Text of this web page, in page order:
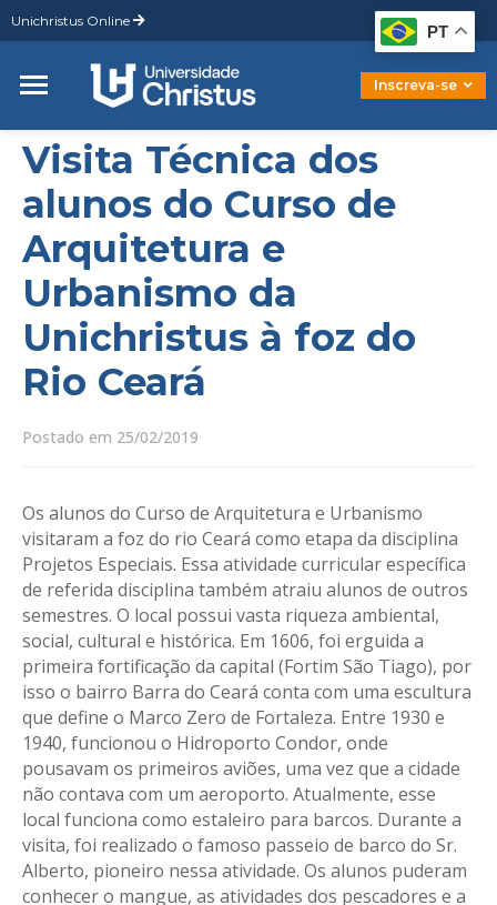
Unichristus Online
Inscreva-se
Graduação
Pós-Graduação
Mestrado
Doutorado
Visita Técnica dos
alunos do Curso de
Arquitetura e
Urbanismo da
Unichristus à foz do
Rio Ceará
Postado em 25/02/2019
Os alunos do Curso de Arquitetura e Urbanismo
visitaram a foz do rio Ceará como etapa da disciplina
Projetos Especiais. Essa atividade curricular específica
de referida disciplina também atraiu alunos de outros
semestres. O local possui vasta riqueza ambiental,
social, cultural e histórica. Em 1606, foi erguida a
primeira fortificação da capital (Fortim São Tiago), por
isso o bairro Barra do Ceará conta com uma escultura
que define o Marco Zero de Fortaleza. Entre 1930 e
1940, funcionou o Hidroporto Condor, onde
pousavam os primeiros aviões, uma vez que a cidade
não contava com um aeroporto. Atualmente, esse
local funciona como estaleiro para barcos. Durante a
visita, foi realizado o famoso passeio de barco do Sr.
Alberto, pioneiro nessa atividade. Os alunos puderam
conhecer o mangue, as atividades dos pescadores e a
PT